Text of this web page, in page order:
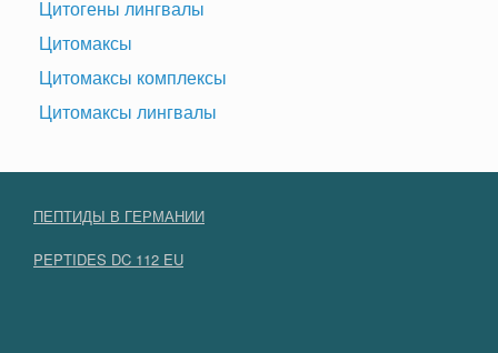
Цитогены лингвалы
Цитомаксы
Цитомаксы комплексы
Цитомаксы лингвалы
ПЕПТИДЫ В ГЕРМАНИИ
PEPTIDES DC 112 EU